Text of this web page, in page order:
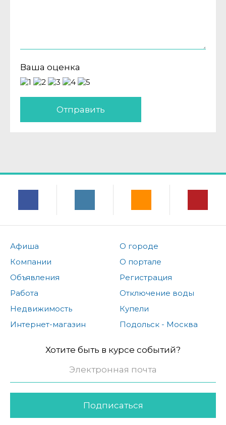
Ваша оценка
Отправить
Афиша
Компании
Объявления
Работа
Недвижимость
Интернет-магазин
О городе
О портале
Регистрация
Отключение воды
Купели
Подольск - Москва
Хотите быть в курсе событий?
Подписаться